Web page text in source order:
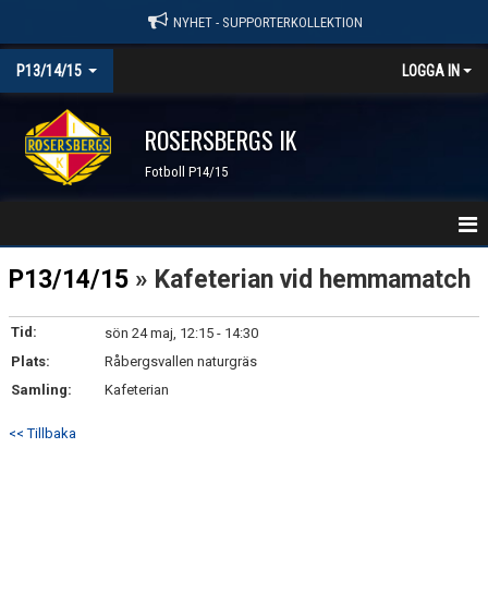
NYHET - SUPPORTERKOLLEKTION
P13/14/15 LOGGA IN
ROSERSBERGS IK
Fotboll P14/15
HEM
NYHETER
KALENDER
P13/14/15 » Kafeterian vid hemmamatch
Tid:
sön 24 maj, 12:15 - 14:30
Plats:
Råbergsvallen naturgräs
Samling:
Kafeterian
<< Tillbaka